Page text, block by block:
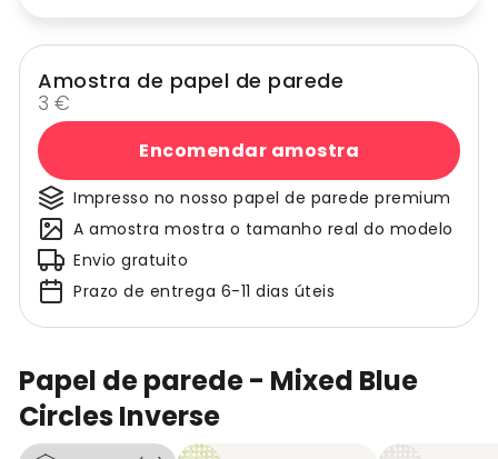
Papel de parede - Mixed Blue
Circles Inverse
Amostra de papel de parede
3 €
Encomendar amostra
Impresso no nosso papel de parede premium
A amostra mostra o tamanho real do modelo
Envio gratuito
Prazo de entrega 6-11 dias úteis